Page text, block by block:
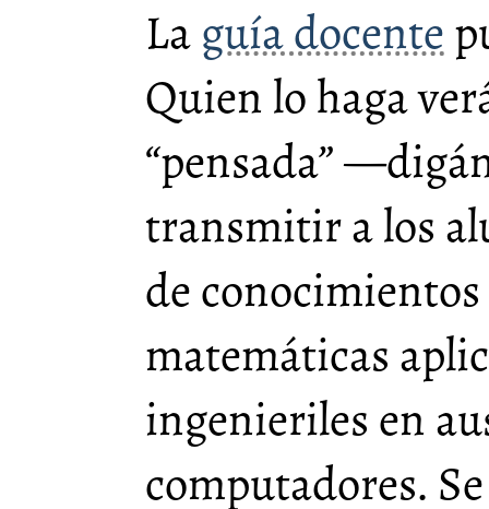
Laguía docente
Quien lo haga
“pensada”
transmitir a los
de
matemáticas
ingenieriles en
computadores.